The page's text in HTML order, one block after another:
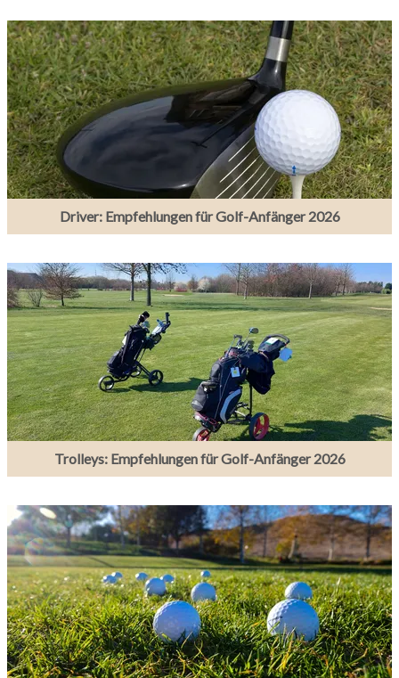
Driver: Empfehlungen für Golf-Anfänger 2026
Trolleys: Empfehlungen für Golf-Anfänger 2026